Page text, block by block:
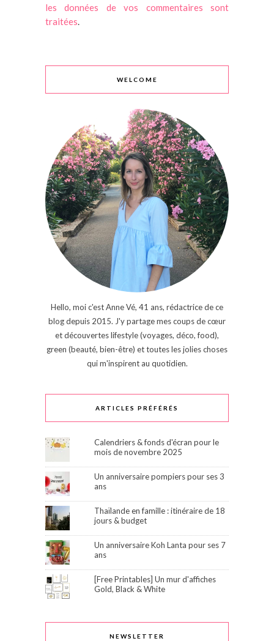
les données de vos commentaires sont
traitées.
WELCOME
Hello, moi c'est Anne Vé, 41 ans, rédactrice de ce
blog depuis 2015. J'y partage mes coups de cœur
et découvertes lifestyle (voyages, déco, food),
green (beauté, bien-être) et toutes les jolies choses
qui m'inspirent au quotidien.
ARTICLES PRÉFÉRÉS
Calendriers & fonds d'écran pour le
mois de novembre 2025
Un anniversaire pompiers pour ses 3
ans
Thaïlande en famille : itinéraire de 18
jours & budget
Un anniversaire Koh Lanta pour ses 7
ans
[Free Printables] Un mur d'affiches
Gold, Black & White
NEWSLETTER